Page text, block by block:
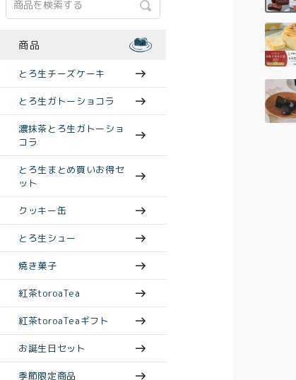
商品
とろ生チーズケーキ
とろ生ガトーショコラ
濃抹茶とろ生ガトーショ
コラ
とろ生まとめ買いお得セ
ット
クッキー缶
とろ生シュー
焼き菓子
紅茶toroaTea
紅茶toroaTeaギフト
お誕生日セット
季節限定商品